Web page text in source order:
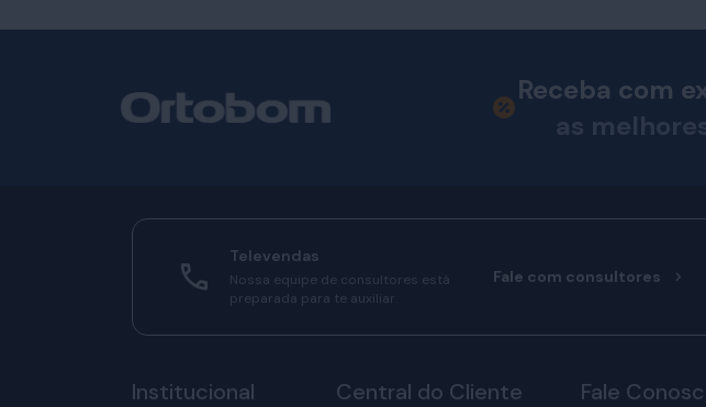
Receba com
as
Televendas
Nossa equipe de consultores está
preparada para te auxiliar.
Fale com consultores
Institucional Central do Cliente Fale